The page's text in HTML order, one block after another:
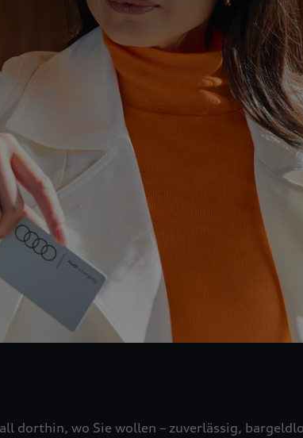
dorthin, wo Sie wollen – zuverlässig,